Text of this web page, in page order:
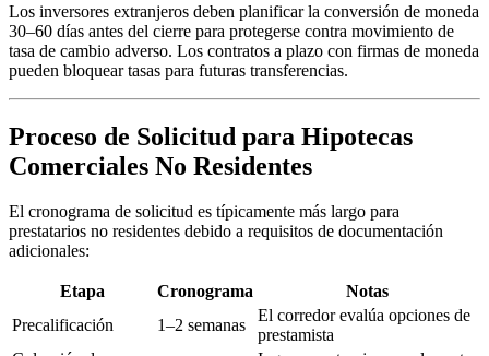
Los inversores extranjeros deben planificar la conversión de moneda
30–60 días antes del cierre para protegerse contra movimiento de
tasa de cambio adverso. Los contratos a plazo con firmas de moneda
pueden bloquear tasas para futuras transferencias.
Proceso de Solicitud para Hipotecas
Comerciales No Residentes
El cronograma de solicitud es típicamente más largo para
prestatarios no residentes debido a requisitos de documentación
adicionales:
Etapa Cronograma
Notas
Precalificación
1–2 semanas
El corredor evalúa opciones de
prestamista